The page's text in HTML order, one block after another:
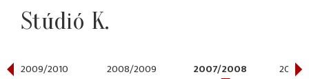
Stúdió K.
2009/2010 2008/2009 2007/2008 2006/